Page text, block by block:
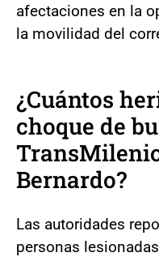
afectaciones en la
la movilidad del
¿Cuántos
choque de
Bernardo?
Las autoridades
personas